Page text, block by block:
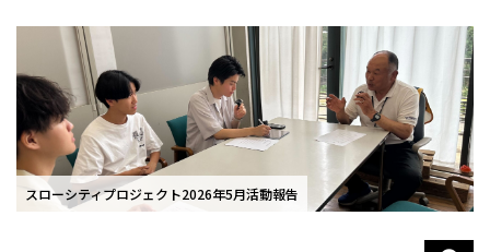
スローシティプロジェクト2026年5月活動報告